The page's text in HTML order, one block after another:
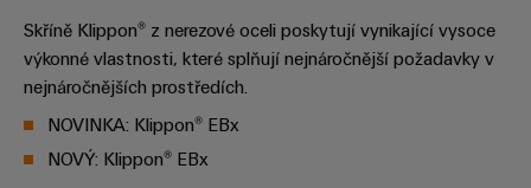
návrh
kabelu
Skříně Klippon® z nerezové oceli poskytují vynikající vysoce
výkonné vlastnosti, které splňují nejnáročnější požadavky v
nejnáročnějších prostředích.
NOVINKA: Klippon® EBx
NOVÝ: Klippon® EBx